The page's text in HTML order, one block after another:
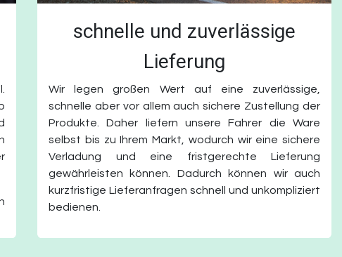
schnelle und zuverlässige
Lieferung
Wir legen großen Wert auf eine zuverlässige,
schnelle aber vor allem auch sichere Zustellung der
Produkte. Daher liefern unsere Fahrer die Ware
selbst bis zu Ihrem Markt, wodurch wir eine sichere
Verladung und eine fristgerechte Lieferung
gewährleisten können. Dadurch können wir auch
kurzfristige Lieferanfragen schnell und unkompliziert
bedienen.